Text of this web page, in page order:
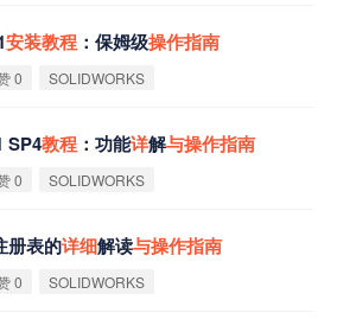
安装教程 ：保姆级操作指南
0 SOLIDWORKS
SP4教程 ：功能详解与操作指南
0 SOLIDWORKS
册表的详细解读与操作指南
0 SOLIDWORKS